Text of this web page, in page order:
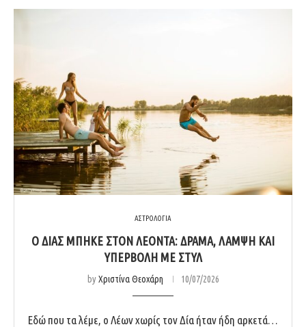
ΑΣΤΡΟΛΟΓΙΑ
Ο ΔΊΑΣ ΜΠΉΚΕ ΣΤΟΝ ΛΈΟΝΤΑ: ΔΡΆΜΑ, ΛΆΜΨΗ ΚΑΙ
ΥΠΕΡΒΟΛΉ ΜΕ ΣΤΥΛ
byΧριστίνα Θεοχάρη 10/07/2026
Εδώ που τα λέμε, ο Λέων χωρίς τον Δία ήταν ήδη αρκετά…